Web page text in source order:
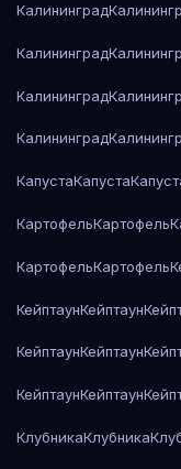
Калининград
Калининград
Калининград
Калининград
КапустаКапуста
КартофельКартофель
КартофельКартофель
КейптаунКейптаун
КейптаунКейптаун
КейптаунКейптаун
КлубникаКлубника